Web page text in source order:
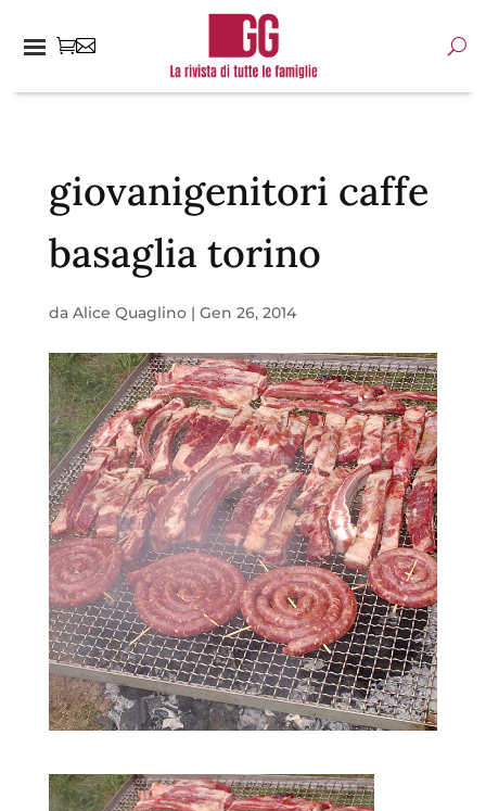
giovanigenitori caffe
basaglia torino
da Alice Quaglino| Gen 26, 2014